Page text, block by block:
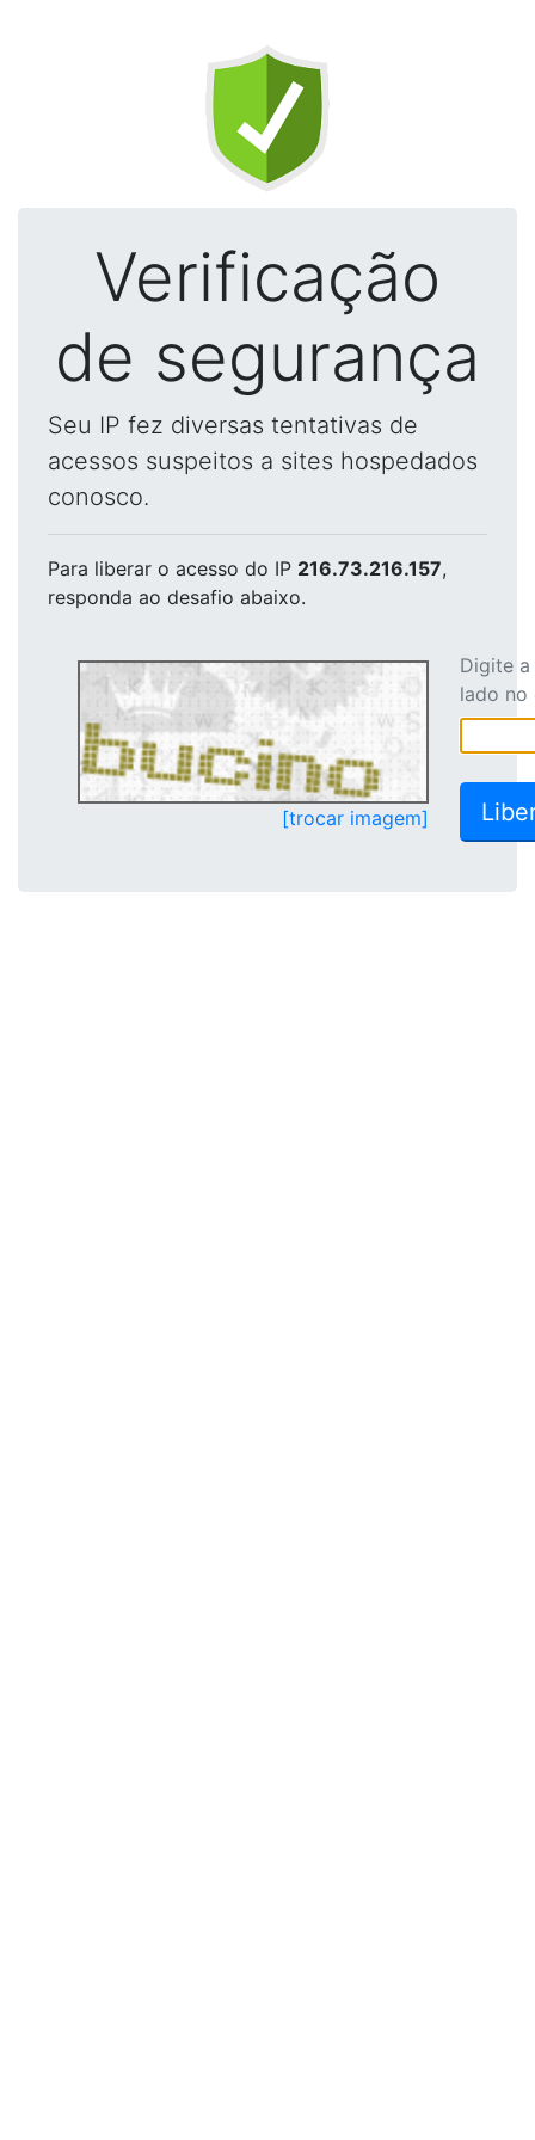
Verificação
de segurança
Seu IP fez diversas tentativas de
acessos suspeitos a sites hospedados
conosco.
Para liberar o acesso do IP 216.73.216.157,
responda ao desafio abaixo.
[trocar imagem]
Digite
lado no